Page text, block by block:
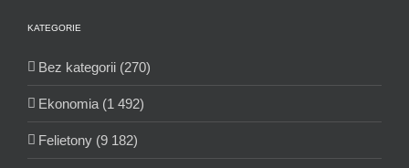
KATEGORIE
Bez kategorii (270)
Ekonomia (1 492)
Felietony (9 182)